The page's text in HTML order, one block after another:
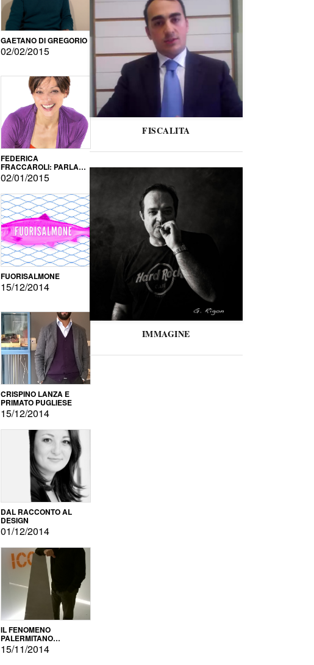
GAETANO DI GREGORIO
02/02/2015
FEDERICA
FRACCAROLI: PARLARE
LINGUE DIVERSE
02/01/2015
FUORISALMONE
15/12/2014
CRISPINO LANZA E
PRIMATO PUGLIESE
15/12/2014
DAL RACCONTO AL
DESIGN
01/12/2014
IL FENOMENO
PALERMITANO
DELL'AUTOPRODUZIONE
15/11/2014
FISCALITA
IMMAGINE